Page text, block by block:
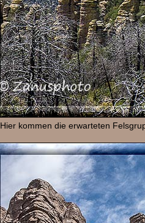
Hier kommen die erwarteten